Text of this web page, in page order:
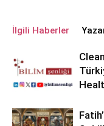
İlgili Haberler